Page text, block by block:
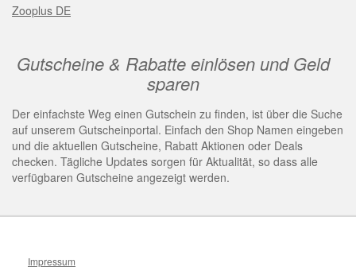
Zooplus DE
Gutscheine & Rabatte einlösen und Geld
sparen
Der einfachste Weg einen Gutschein zu finden, ist über die Suche
auf unserem Gutscheinportal. Einfach den Shop Namen eingeben
und die aktuellen Gutscheine, Rabatt Aktionen oder Deals
checken. Tägliche Updates sorgen für Aktualität, so dass alle
verfügbaren Gutscheine angezeigt werden.
Impressum